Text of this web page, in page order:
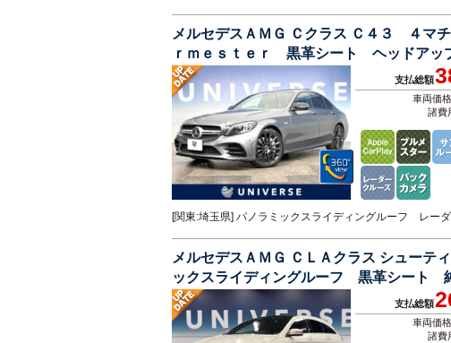
メルセデスＡＭＧ Ｃクラス Ｃ４３ ４マ
ｒｍｅｓｔｅｒ 黒革シート ヘッドア
クリアランスソナー
支払総額
車両価
諸費
[関東:埼玉県] パノラミックスライディングルーフ レ
メルセデスＡＭＧ ＣＬＡクラス シュー
ックスライディングルーフ 黒革シート
ンプ シートヒーター パワーシート パ
支払総額
車両価
諸費